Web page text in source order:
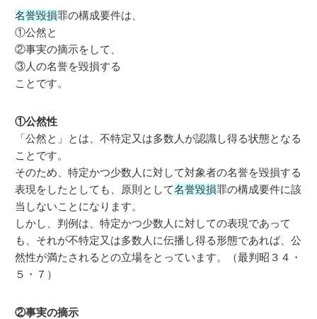
名誉毀損罪の構成要件は、
①公然と
②事実の摘示をして、
③人の名誉を毀損する
ことです。
①公然性
「公然と」とは、不特定又は多数人が認識し得る状態となる
ことです。
そのため、特定かつ少数人に対して対象者の名誉を毀損する
表現をしたとしても、原則として名誉毀損罪の構成要件に該
当しないことになります。
しかし、判例は、特定かつ少数人に対しての表現であって
も、それが不特定又は多数人に伝播し得る形態であれば、公
然性が満たされるとの立場をとっています。（最判昭３４・
５・７）
②事実の摘示